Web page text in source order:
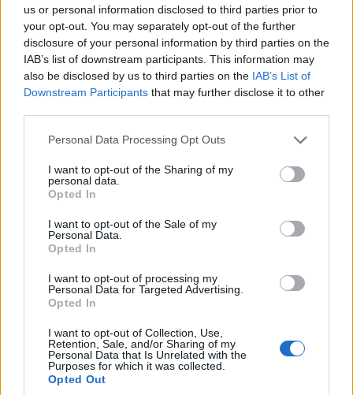
us or personal information disclosed to third parties prior to
your opt-out. You may separately opt-out of the further
disclosure of your personal information by third parties on the
IAB’s list of downstream participants. This information may
also be disclosed by us to third parties on the IAB’s List of
Downstream Participants that may further disclose it to other
Please note that this website/app uses one or more Google
not limited to your visit or usage behaviour. You may click to
grant or deny consent to Google and its third-party tags to
use your data for below specified purposes in below Google
consent section.
Personal Data Processing Opt Outs
I want to opt-out of the Sharing of my
personal data.
Opted In
I want to opt-out of the Sale of my
Personal Data.
Opted In
I want to opt-out of processing my
Personal Data for Targeted Advertising.
Opted In
I want to opt-out of Collection, Use,
Retention, Sale, and/or Sharing of my
Personal Data that Is Unrelated with the
Purposes for which it was collected.
Opted Out
Ψηφιοποίηση και Τεχνητή Νοημοσύνη στην
Παραγωγή: Οι βασικές αρχές
BMW iFACTORY
εφαρμόζονται στα
Η φιλοσοφία του BMW iFACTORY καθορίζει το στρατηγικό
παραγωγικού του δικτύου, με επίκεντρο την αποδοτικότητα,
τη βιωσιμότητα και την ψηφιοποίηση. Στα εργοστάσια των
Spartanburg και Woodruff, οι βασικές αρχές του BMW
iFACTORY έχουν ήδη τεθεί σε εφαρμογή.
Η έξυπνη αυτοματοποίηση, η ολοκληρωμένη διασύνδεση
δεδομένων και ο εικονικός σχεδιασμός συνθέτουν ένα άρτια
διασυνδεδεμένο παραγωγικό σύστημα, με ένα υψηλά